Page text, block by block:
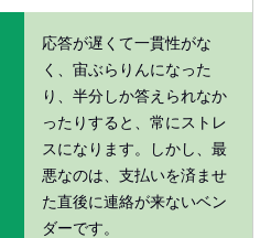
応答が遅くて一貫性がな
く、宙ぶらりんになった
り、半分しか答えられなか
ったりすると、常にストレ
スになります。しかし、最
悪なのは、支払いを済ませ
た直後に連絡が来ないベン
ダーです。